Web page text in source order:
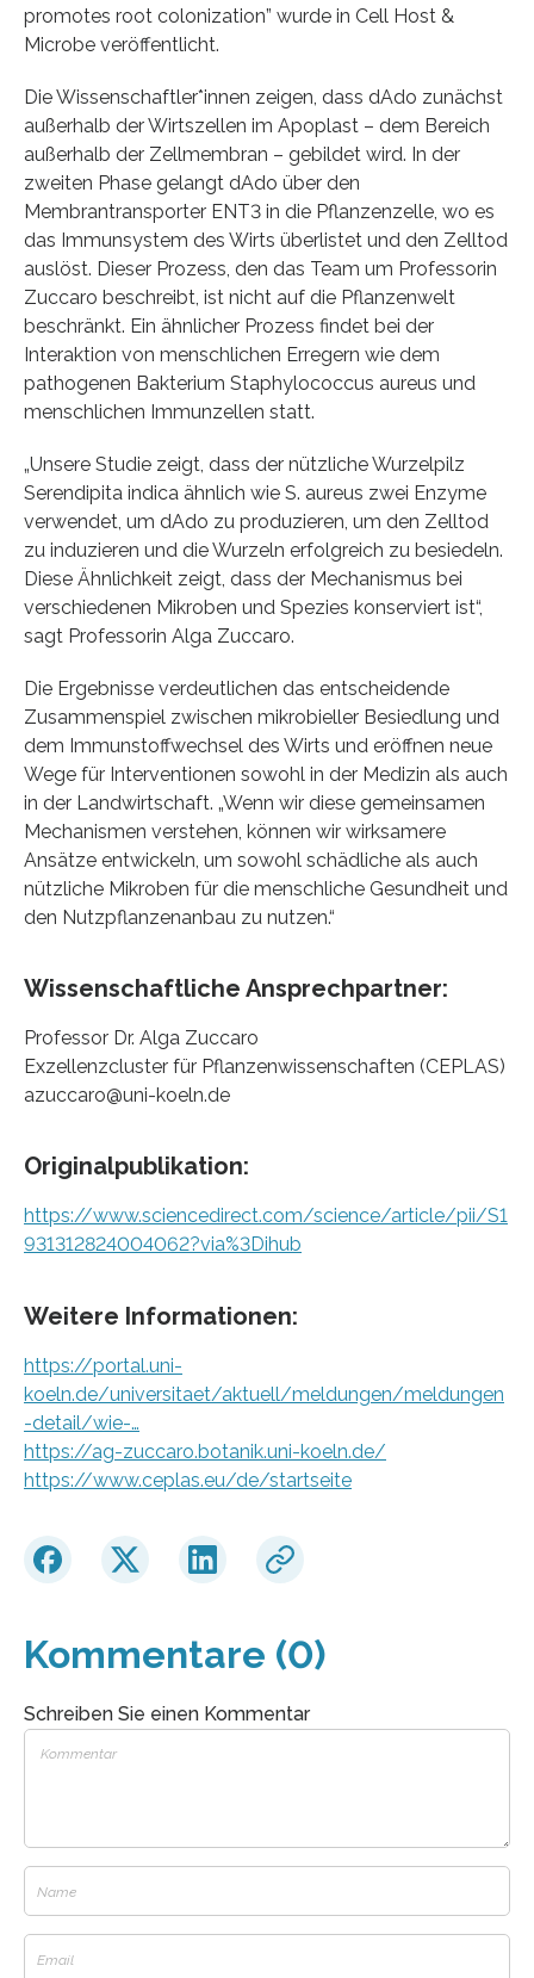
promotes root colonization” wurde in Cell Host &
Microbe veröffentlicht.
Die Wissenschaftler*innen zeigen, dass dAdo zunächst
außerhalb der Wirtszellen im Apoplast – dem Bereich
außerhalb der Zellmembran – gebildet wird. In der
zweiten Phase gelangt dAdo über den
Membrantransporter ENT3 in die Pflanzenzelle, wo es
das Immunsystem des Wirts überlistet und den Zelltod
auslöst. Dieser Prozess, den das Team um Professorin
Zuccaro beschreibt, ist nicht auf die Pflanzenwelt
beschränkt. Ein ähnlicher Prozess findet bei der
Interaktion von menschlichen Erregern wie dem
pathogenen Bakterium Staphylococcus aureus und
menschlichen Immunzellen statt.
„Unsere Studie zeigt, dass der nützliche Wurzelpilz
Serendipita indica ähnlich wie S. aureus zwei Enzyme
verwendet, um dAdo zu produzieren, um den Zelltod
zu induzieren und die Wurzeln erfolgreich zu besiedeln.
Diese Ähnlichkeit zeigt, dass der Mechanismus bei
verschiedenen Mikroben und Spezies konserviert ist“,
sagt Professorin Alga Zuccaro.
Die Ergebnisse verdeutlichen das entscheidende
Zusammenspiel zwischen mikrobieller Besiedlung und
dem Immunstoffwechsel des Wirts und eröffnen neue
Wege für Interventionen sowohl in der Medizin als auch
in der Landwirtschaft. „Wenn wir diese gemeinsamen
Mechanismen verstehen, können wir wirksamere
Ansätze entwickeln, um sowohl schädliche als auch
nützliche Mikroben für die menschliche Gesundheit und
den Nutzpflanzenanbau zu nutzen.“
Wissenschaftliche Ansprechpartner:
Professor Dr. Alga Zuccaro
Exzellenzcluster für Pflanzenwissenschaften (CEPLAS)
azuccaro@uni-koeln.de
Originalpublikation:
https://www.sciencedirect.com/science/article/pii/S1
931312824004062?via%3Dihub
Weitere Informationen:
https://portal.uni-
koeln.de/universitaet/aktuell/meldungen/meldungen
-detail/wie-…
https://ag-zuccaro.botanik.uni-koeln.de/
https://www.ceplas.eu/de/startseite
Kommentare (0)
Schreiben Sie einen Kommentar